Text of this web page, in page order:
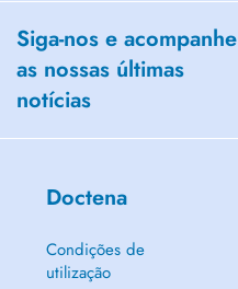
Siga-nos e acompanhe
as nossas últimas
notícias
Doctena
Condições de
utilização